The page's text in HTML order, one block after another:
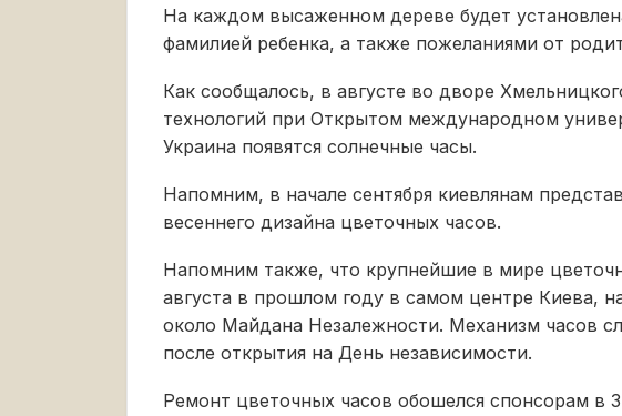
На каждом высаженном дереве будет
фамилией ребенка, а также пожеланиями от
Как сообщалось, в августе во дворе
технологий при Открытом международном
Украина появятся солнечные часы.
Напомним, в начале сентября киевлянам
весеннего дизайна цветочных часов.
Напомним также, что крупнейшие в мире
августа в прошлом году в самом центре Киева,
около Майдана Незалежности. Механизм часов
после открытия на День независимости.
Ремонт цветочных часов обошелся спонсорам в